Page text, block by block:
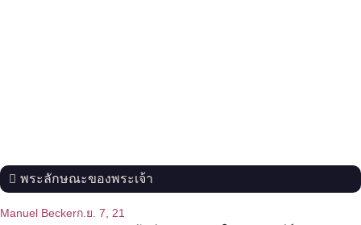
พระลักษณะของพระเจ้า
Manuel Beckerก.ย. 7, 21